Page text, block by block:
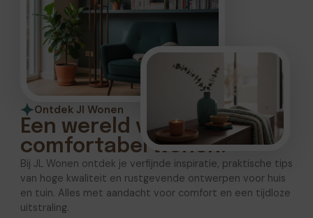
Ontdek Jl Wonen
Een wereld vol stijlvol en
comfortabel wonen.
Bij JL Wonen ontdek je verfijnde inspiratie, praktische tips
van hoge kwaliteit en rustgevende ontwerpen voor huis
en tuin. Alles met aandacht voor comfort en een tijdloze
uitstraling.